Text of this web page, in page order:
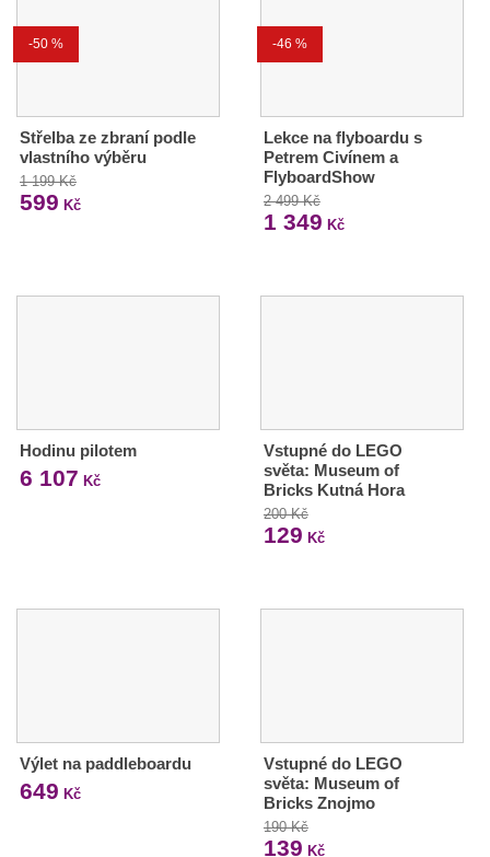
-50 %
Střelba ze zbraní podle
vlastního výběru
1 199 Kč
599 Kč
-46 %
Lekce na flyboardu s
Petrem Civínem a
FlyboardShow
2 499 Kč
1 349 Kč
Hodinu pilotem
6 107 Kč
Vstupné do LEGO
světa: Museum of
Bricks Kutná Hora
200 Kč
129 Kč
Výlet na paddleboardu
649 Kč
Vstupné do LEGO
světa: Museum of
Bricks Znojmo
190 Kč
139 Kč